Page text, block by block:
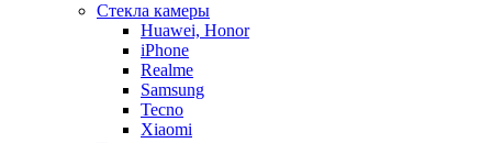
Стекла камеры
Huawei, Honor
iPhone
Realme
Samsung
Tecno
Xiaomi